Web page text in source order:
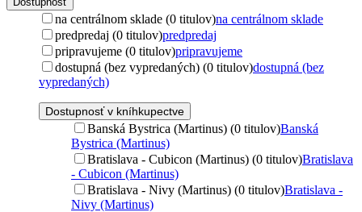
na centrálnom sklade (0 titulov)na centrálnom sklade
predpredaj (0 titulov)predpredaj
pripravujeme (0 titulov)pripravujeme
dostupná (bez vypredaných) (0 titulov)dostupná (bez
vypredaných)
Dostupnosť v kníhkupectve
Banská Bystrica (Martinus) (0 titulov)Banská
Bystrica (Martinus)
Bratislava - Cubicon (Martinus) (0 titulov)Bratislava
- Cubicon (Martinus)
Bratislava - Nivy (Martinus) (0 titulov)Bratislava -
Nivy (Martinus)